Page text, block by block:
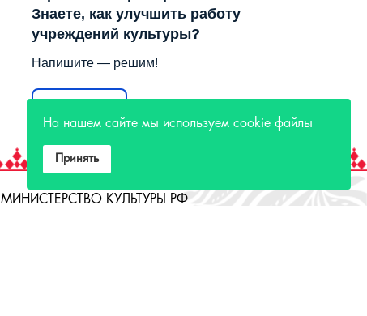
Знаете, как улучшить работу
учреждений культуры?
Напишите — решим!
МИНИСТЕРСТВО КУЛЬТУРЫ РФ
На нашем сайте мы используем cookie файлы
Принять